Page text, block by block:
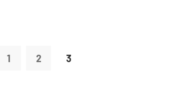
1 2 3